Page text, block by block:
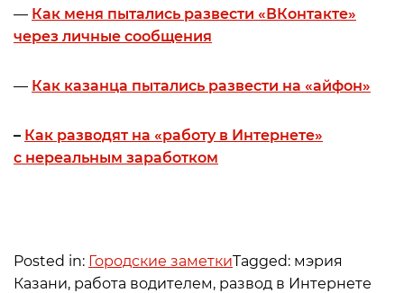
— Как меня пытались развести «ВКонтакте»
через личные сообщения
— Как казанца пытались развести на «айфон»
– Как разводят на «работу в Интернете»
с нереальным заработком
Posted in: Городские заметкиTagged: мэрия
Казани, работа водителем, развод в Интернете